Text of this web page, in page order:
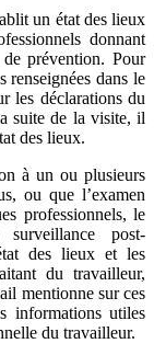
un état des lieux
donnant
prévention. Pour
renseignées dans le
les déclarations du
suite de la visite, il
des lieux.
à un ou plusieurs
ou que l’examen
professionnels, le
post-
des lieux et les
du travailleur,
mentionne sur ces
informations utiles
du travailleur.